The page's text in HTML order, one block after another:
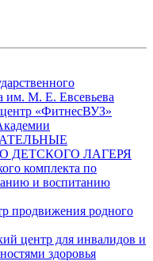
им. М. Е. Евсевьева
«ФитнесВУЗ»
ДЕТСКОГО ЛАГЕРЯ
комплекта по
и воспитанию
продвижения родного
центр для инвалидов и
здоровья